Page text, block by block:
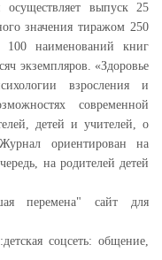
выпуск 25
значения тиражом 250
100 наименований книг
экземпляров. «Здоровье
взросления и
современной
детей и учителей, о
ориентирован на
на родителей детей
перемена" сайт для
соцсеть: общение,